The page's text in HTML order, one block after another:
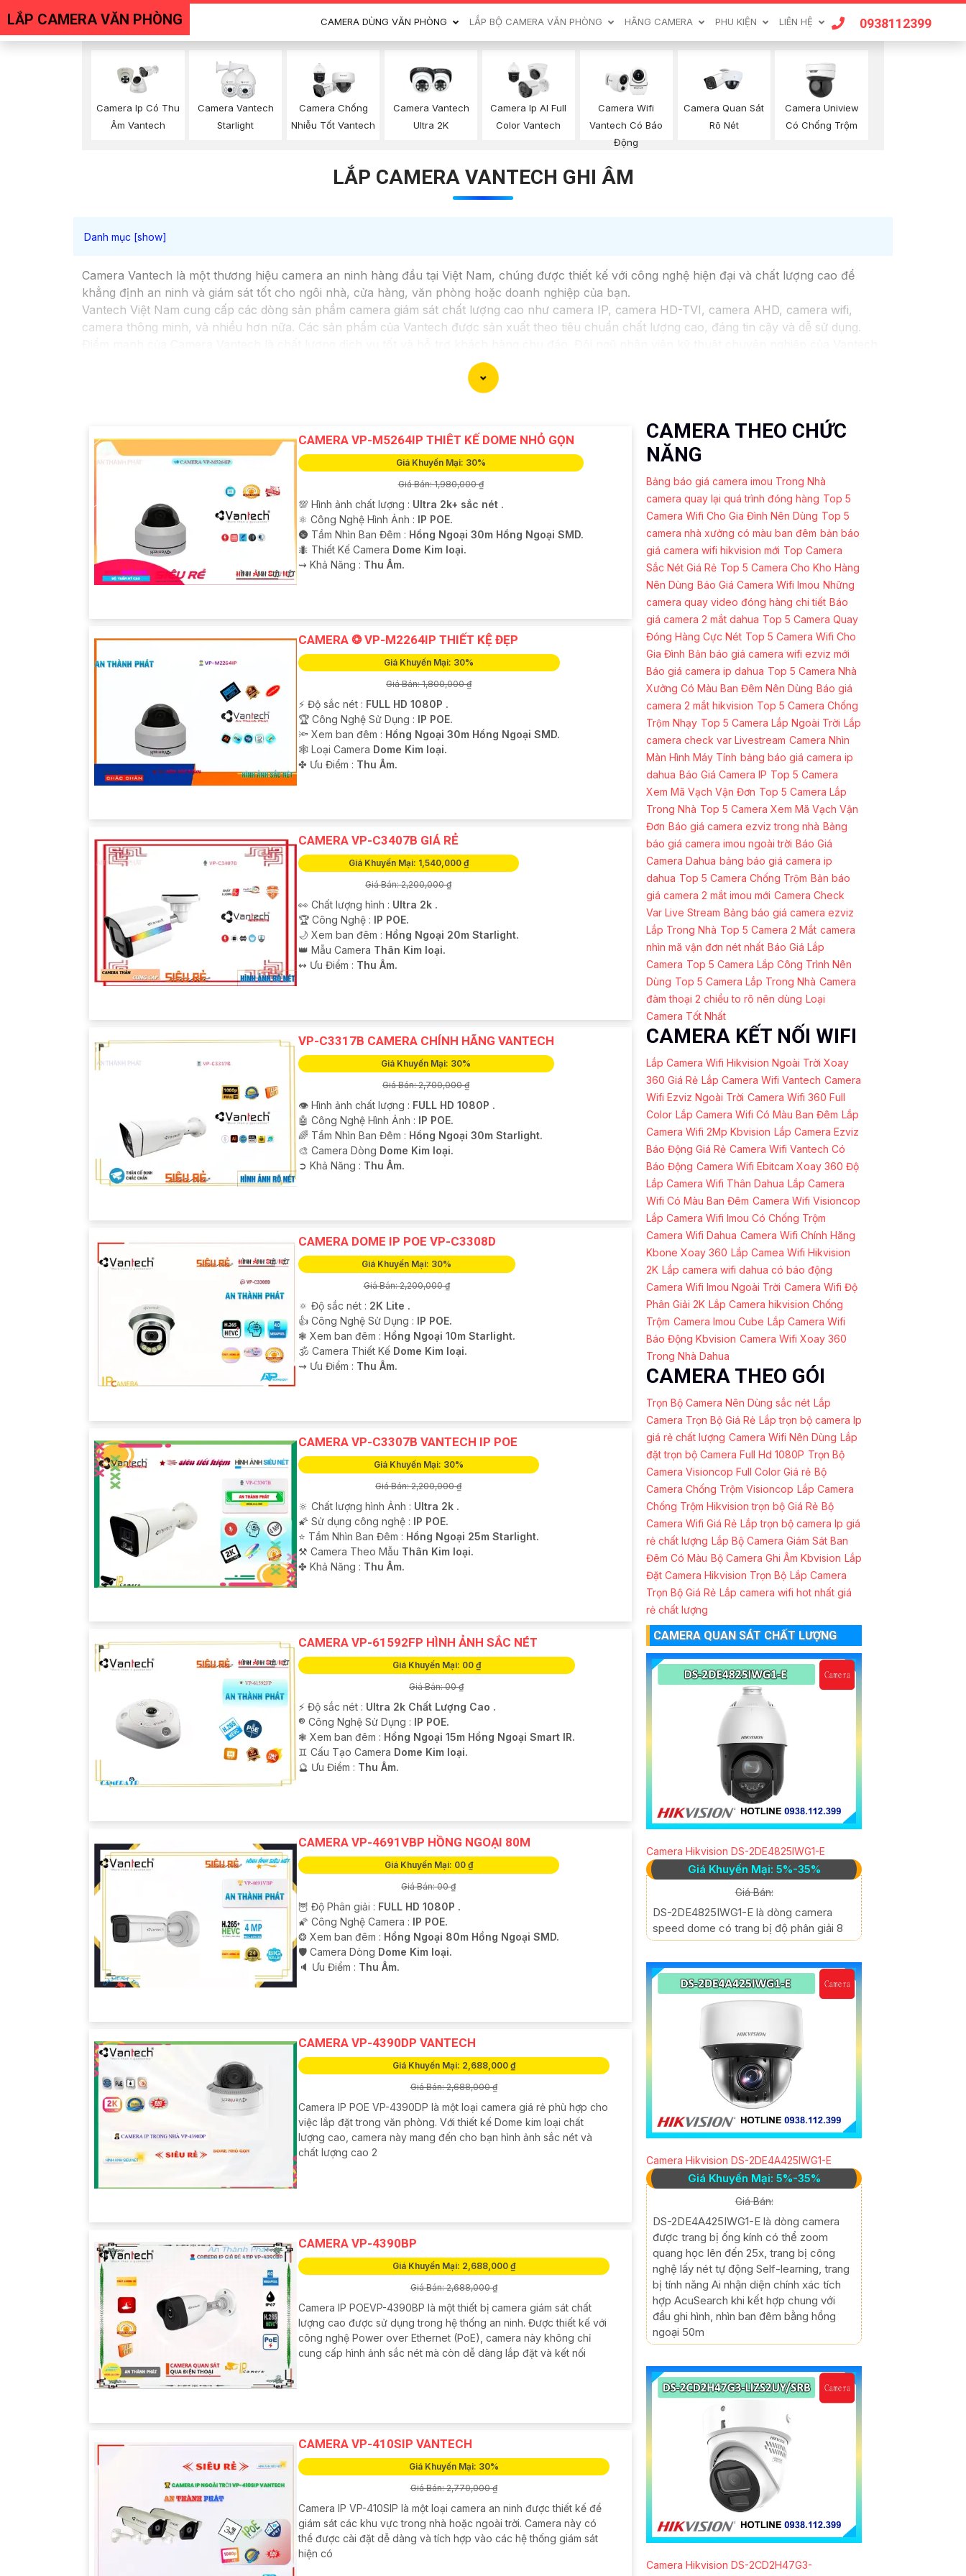
LẮP CAMERA VĂN PHÒNG CAMERA DÙNG VĂN PHÒNG LẮP BỘ CAMERA VĂN PHÒNG HÃNG CAMERA PHU KIỆN LIÊN HỆ 0938112399
Camera Ip Có Thu
Âm Vantech
Camera Vantech
Starlight
Camera Chống
Nhiễu Tốt Vantech
Camera Vantech
Ultra 2K
Camera Ip AI Full
Color Vantech
Camera Wifi
Vantech Có Báo
Động
Camera Quan Sát
Rõ Nét
Camera Uniview
Có Chống Trộm
LẮP CAMERA VANTECH GHI ÂM
Camera Vantech là một thương hiệu camera an ninh hàng đầu tại Việt Nam, chúng được thiết kế với công nghệ hiện đại và chất lượng cao để
khẳng định an ninh và giám sát tốt cho ngôi nhà, cửa hàng, văn phòng hoặc doanh nghiệp của bạn.
Vantech Việt Nam cung cấp các dòng sản phẩm camera giám sát chất lượng cao như camera IP, camera HD-TVI, camera AHD, camera wifi,
camera thông minh, và nhiều hơn nữa. Các sản phẩm của Vantech được sản xuất theo tiêu chuẩn chất lượng cao, đáng tin cậy và dễ sử dụng.
sẽ giúp bạn lựa chọn giải pháp camera phù hợp với nhu cầu và ngân sách của bạn.
Nếu bạn đang tìm kiếm một giải pháp giám sát an ninh tốt cho ngôi nhà hoặc doanh nghiệp của mình, Camera Vantech Việt Nam là một lựa chọn
CAMERA VP-M5264IP THIÊT KẾ DOME NHỎ GỌN
Giá Khuyến Mại: 30%
Giá Bán: 1,980,000 ₫
💯 Hình ảnh chất lượng : Ultra 2k+ sắc nét .
⚛️ Công Nghệ Hình Ảnh : IP POE.
🌚 Tầm Nhìn Ban Đêm : Hồng Ngoại 30m Hồng Ngoại SMD.
🐜 Thiết Kế Camera Dome Kim loại.
️⇝ Khả Năng : Thu Âm.
CAMERA ❂ VP-M2264IP THIẾT KỆ ĐẸP
Giá Khuyến Mại: 30%
Giá Bán: 1,800,000 ₫
️⚡ Độ sắc nét : FULL HD 1080P .
🏆 Công Nghệ Sử Dụng : IP POE.
🔦 Xem ban đêm : Hồng Ngoại 30m Hồng Ngoại SMD.
🕸️ Loại Camera Dome Kim loại.
️✤ Ưu Điểm : Thu Âm.
CAMERA VP-C3407B GIÁ RẺ
Giá Khuyến Mại: 1,540,000 ₫
Giá Bán: 2,200,000 ₫
️
👀 Chất lượng hình : Ultra 2k .
🏆 Công Nghệ : IP POE.
🌙 Xem ban đêm : Hồng Ngoại 20m Starlight.
👑 Mẫu Camera Thân Kim loại.
️↭ Ưu Điểm : Thu Âm.
VP-C3317B CAMERA CHÍNH HÃNG VANTECH
Giá Khuyến Mại: 30%
Giá Bán: 2,700,000 ₫
👁 Hình ảnh chất lượng : FULL HD 1080P .
🤖️ Công Nghệ Hình Ảnh : IP POE.
🌈 Tầm Nhìn Ban Đêm : Hồng Ngoại 30m Starlight.
🎨 Camera Dòng Dome Kim loại.
️➲ Khả Năng : Thu Âm.
CAMERA DOME IP POE VP-C3308D
Giá Khuyến Mại: 30%
Giá Bán: 2,200,000 ₫
🔅 Độ sắc nét : 2K Lite .
👍 Công Nghệ Sử Dụng : IP POE.
❃ Xem ban đêm : Hồng Ngoại 10m Starlight.
🕉️ Camera Thiết Kế Dome Kim loại.
️⇝ Ưu Điểm : Thu Âm.
CAMERA VP-C3307B VANTECH IP POE
Giá Khuyến Mại: 30%
Giá Bán: 2,200,000 ₫
🔆 Chất lượng hình Ảnh : Ultra 2k .
🌠 Sử dụng công nghệ : IP POE.
⭐ Tầm Nhìn Ban Đêm : Hồng Ngoại 25m Starlight.
⚒ Camera Theo Mẫu Thân Kim loại.
️✤ Khả Năng : Thu Âm.
CAMERA VP-61592FP HÌNH ẢNH SẮC NÉT
Giá Khuyến Mại: 00 ₫
Giá Bán: 00 ₫
️⚡ Độ sắc nét : Ultra 2k Chất Lượng Cao .
®️ Công Nghệ Sử Dụng : IP POE.
❃ Xem ban đêm : Hồng Ngoại 15m Hồng Ngoại Smart IR.
♊ Cấu Tạo Camera Dome Kim loại.
️🔮 Ưu Điểm : Thu Âm.
CAMERA VP-4691VBP HỒNG NGOẠI 80M
Giá Khuyến Mại: 00 ₫
Giá Bán: 00 ₫
🦉 Độ Phân giải : FULL HD 1080P .
🌠 Công Nghệ Camera :
IP POE.
❂ Xem ban đêm : Hồng Ngoại 80m Hồng Ngoại SMD.
🛡 Camera Dòng Dome Kim loại.
️🔈 Ưu Điểm : Thu Âm.
CAMERA VP-4390DP VANTECH
Giá Khuyến Mại: 2,688,000 ₫
Giá Bán: 2,688,000 ₫
Camera IP POE VP-4390DP là một loại camera giá rẻ phù hợp cho
việc lắp đặt trong văn phòng. Với thiết kế Dome kim loại chất
lượng cao, camera này mang đến cho bạn hình ảnh sắc nét và
chất lượng cao 2
CAMERA VP-4390BP
Giá Khuyến Mại: 2,688,000 ₫
Giá Bán: 2,688,000 ₫
Camera IP POEVP-4390BP là một thiết bị camera giám sát chất
lượng cao được sử dụng trong hệ thống an ninh. Được thiết kế với
công nghệ Power over Ethernet (PoE), camera này không chỉ
cung cấp hình ảnh sắc nét mà còn dễ dàng lắp đặt và kết nối
CAMERA VP-410SIP VANTECH
Giá Khuyến Mại: 30%
Giá Bán: 2,770,000 ₫
Camera IP VP-410SIP là một loại camera an ninh được thiết kế để
giám sát các khu vực trong nhà hoặc ngoài trời. Camera này có
thể được cài đặt dễ dàng và tích hợp vào các hệ thống giám sát
hiện có
CAMERA THEO CHỨC
NĂNG
Bảng báo giá camera imou Trong Nhà
camera quay lại quá trình đóng hàng Top 5
Camera Wifi Cho Gia Đình Nên Dùng Top 5
camera nhà xưởng có màu ban đêm bản báo
giá camera wifi hikvision mới Top Camera
Sắc Nét Giá Rẻ Top 5 Camera Cho Kho Hàng
Nên Dùng Báo Giá Camera Wifi Imou Những
camera quay video đóng hàng chi tiết Báo
giá camera 2 mắt dahua Top 5 Camera Quay
Đóng Hàng Cực Nét Top 5 Camera Wifi Cho
Gia Đình Bản báo giá camera wifi ezviz mới
Báo giá camera ip dahua Top 5 Camera Nhà
Xưởng Có Màu Ban Đêm Nên Dùng Báo giá
camera 2 mắt hikvision Top 5 Camera Chống
Trộm Nhạy Top 5 Camera Lắp Ngoài Trời Lắp
camera check var Livestream Camera Nhìn
Màn Hình Máy Tính bảng báo giá camera ip
dahua Báo Giá Camera IP Top 5 Camera
Xem Mã Vạch Vận Đơn Top 5 Camera Lắp
Trong Nhà Top 5 Camera Xem Mã Vạch Vận
Đơn Báo giá camera ezviz trong nhà Bảng
báo giá camera imou ngoài trời Báo Giá
Camera Dahua bảng báo giá camera ip
dahua Top 5 Camera Chống Trộm Bản báo
giá camera 2 mắt imou mới Camera Check
Var Live Stream Bảng báo giá camera ezviz
Lắp Trong Nhà Top 5 Camera 2 Mắt camera
nhìn mã vận đơn nét nhất Báo Giá Lắp
Camera Top 5 Camera Lắp Công Trình Nên
Dùng Top 5 Camera Lắp Trong Nhà Camera
đàm thoại 2 chiều to rõ nên dùng Loại
Camera Tốt Nhất
CAMERA KẾT NỐI WIFI
Lắp Camera Wifi Hikvision Ngoài Trời Xoay
360 Giá Rẻ Lắp Camera Wifi Vantech Camera
Wifi Ezviz Ngoài Trời Camera Wifi 360 Full
Color Lắp Camera Wifi Có Màu Ban Đêm Lắp
Camera Wifi 2Mp Kbvision Lắp Camera Ezviz
Báo Động Giá Rẻ Camera Wifi Vantech Có
Báo Động Camera Wifi Ebitcam Xoay 360 Độ
Lắp Camera Wifi Thân Dahua Lắp Camera
Wifi Có Màu Ban Đêm Camera Wifi Visioncop
Lắp Camera Wifi Imou Có Chống Trộm
Camera Wifi Dahua Camera Wifi Chính Hãng
Kbone Xoay 360 Lắp Camea Wifi Hikvision
2K Lắp camera wifi dahua có báo động
Camera Wifi Imou Ngoài Trời Camera Wifi Độ
Phân Giải 2K Lắp Camera hikvision Chống
Trộm Camera Imou Cube Lắp Camera Wifi
Báo Động Kbvision Camera Wifi Xoay 360
Trong Nhà Dahua
CAMERA THEO GÓI
Trọn Bộ Camera Nên Dùng sắc nét Lắp
Camera Trọn Bộ Giá Rẻ Lắp trọn bộ camera Ip
giá rẻ chất lượng Camera Wifi Nên Dùng Lắp
đặt trọn bộ Camera Full Hd 1080P Trọn Bộ
Camera Visioncop Full Color Giá rẻ Bộ
Camera Chống Trộm Visioncop Lắp Camera
Chống Trộm Hikvision trọn bộ Giá Rẻ Bộ
Camera Wifi Giá Rẻ Lắp trọn bộ camera Ip giá
rẻ chất lượng Lắp Bộ Camera Giám Sát Ban
Đêm Có Màu Bộ Camera Ghi Âm Kbvision Lắp
Đặt Camera Hikvision Trọn Bộ Lắp Camera
Trọn Bộ Giá Rẻ Lắp camera wifi hot nhất giá
rẻ chất lượng
CAMERA QUAN SÁT CHẤT LƯỢNG
Camera Hikvision DS-2DE4825IWG1-E
Giá Khuyến Mại: 5%-35%
Giá Bán:
DS-2DE4825IWG1-E là dòng camera
speed dome có trang bị độ phân giải 8
Camera Hikvision DS-2DE4A425IWG1-E
Giá Khuyến Mại: 5%-35%
Giá Bán:
DS-2DE4A425IWG1-E là dòng camera
được trang bị ống kính có thể zoom
quang học lên đến 25x, trang bị công
nghệ lấy nét tự động Self-learning, trang
bị tính năng Ai nhận diện chính xác tích
hợp AcuSearch khi kết hợp chung với
đầu ghi hình, nhìn ban đêm bằng hồng
ngoại 50m
Camera Hikvision DS-2CD2H47G3-